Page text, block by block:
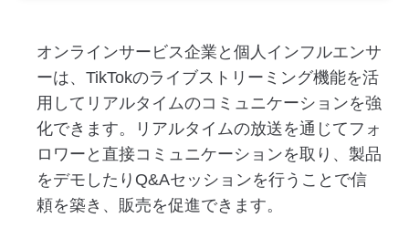
オンラインサービス企業と個人インフルエンサ
ーは、TikTokのライブストリーミング機能を活
用してリアルタイムのコミュニケーションを強
化できます。リアルタイムの放送を通じてフォ
ロワーと直接コミュニケーションを取り、製品
をデモしたりQ&Aセッションを行うことで信
頼を築き、販売を促進できます。